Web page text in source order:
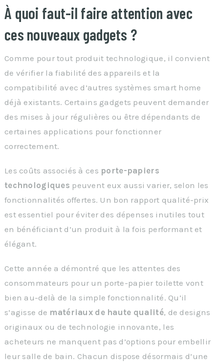
À quoi faut-il faire attention avec
ces nouveaux gadgets ?
Comme pour tout produit technologique, il convient
de vérifier la fiabilité des appareils et la
compatibilité avec d’autres systèmes smart home
déjà existants. Certains gadgets peuvent demander
des mises à jour régulières ou être dépendants de
certaines applications pour fonctionner
correctement.
Les coûts associés à ces porte-papiers
technologiques peuvent eux aussi varier, selon les
fonctionnalités offertes. Un bon rapport qualité-prix
est essentiel pour éviter des dépenses inutiles tout
en bénéficiant d’un produit à la fois performant et
élégant.
Cette année a démontré que les attentes des
consommateurs pour un porte-papier toilette vont
bien au-delà de la simple fonctionnalité. Qu’il
s’agisse de matériaux de haute qualité, de designs
originaux ou de technologie innovante, les
acheteurs ne manquent pas d’options pour embellir
leur salle de bain. Chacun dispose désormais d’une